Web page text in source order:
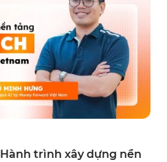
employees like the
trình xây dựng nền